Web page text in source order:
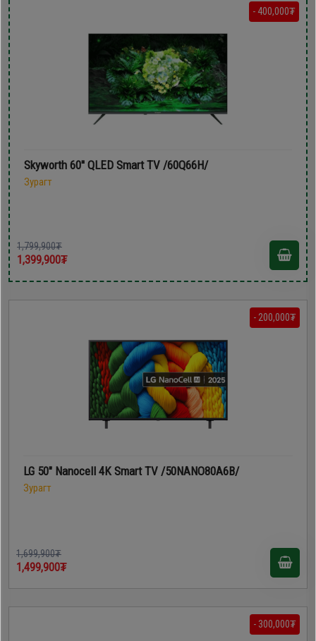
- 400,000₮
Skyworth 60'' QLED Smart TV /60Q66H/
Зурагт
1,799,900₮
1,399,900₮
- 200,000₮
LG 50" Nanocell 4K Smart TV /50NANO80A6B/
Зурагт
1,699,900₮
1,499,900₮
- 300,000₮